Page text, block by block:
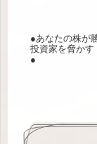
●あなたの株が
投資家を脅か
●